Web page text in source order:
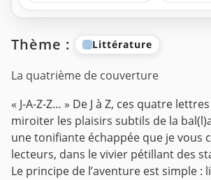
Thème : Littérature
La quatrième de couverture
« J-A-Z-Z… » De J à Z, ces quatre
miroiter les plaisirs subtils de la
une tonifiante échappée que je vous
lecteurs, dans le vivier pétillant des
Le principe de l’aventure est simple :